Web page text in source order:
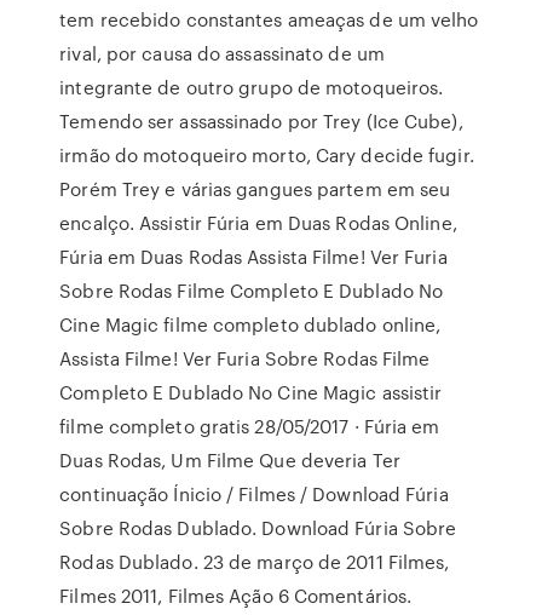
tem recebido constantes ameaças de um velho
rival, por causa do assassinato de um
integrante de outro grupo de motoqueiros.
Temendo ser assassinado por Trey (Ice Cube),
irmão do motoqueiro morto, Cary decide fugir.
Porém Trey e várias gangues partem em seu
encalço. Assistir Fúria em Duas Rodas Online,
Fúria em Duas Rodas Assista Filme! Ver Furia
Sobre Rodas Filme Completo E Dublado No
Cine Magic filme completo dublado online,
Assista Filme! Ver Furia Sobre Rodas Filme
Completo E Dublado No Cine Magic assistir
filme completo gratis 28/05/2017 · Fúria em
Duas Rodas, Um Filme Que deveria Ter
continuação Ínicio / Filmes / Download Fúria
Sobre Rodas Dublado. Download Fúria Sobre
Rodas Dublado. 23 de março de 2011 Filmes,
Filmes 2011, Filmes Ação 6 Comentários.